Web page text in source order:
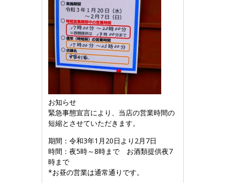
お知らせ
緊急事態宣言により、当店の営業時間の
短縮とさせていただきます。
期間：令和3年1月20日より2月7日
時間：夜5時～8時まで お酒類提供夜7
時まで
*お昼の営業は通常通りです。